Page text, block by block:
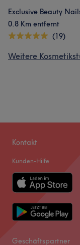
Exclusive Beauty
0.8 Km entfernt
(19)
Weitere
Kontakt
Kunden-Hilfe
Geschäftspartner